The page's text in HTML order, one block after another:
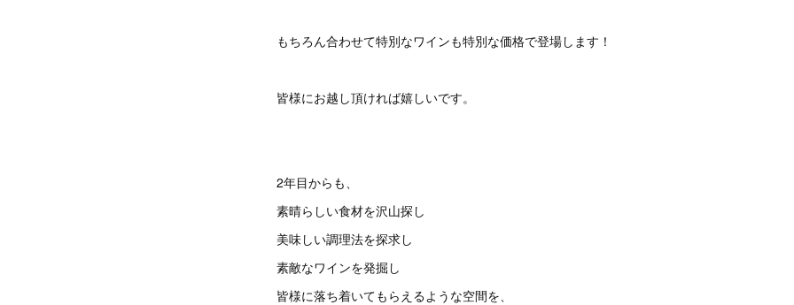
もちろん合わせて特別なワインも特別な価格で登場します！
皆様にお越し頂ければ嬉しいです。
2年目からも、
素晴らしい食材を沢山探し
美味しい調理法を探求し
素敵なワインを発掘し
皆様に落ち着いてもらえるような空間を、